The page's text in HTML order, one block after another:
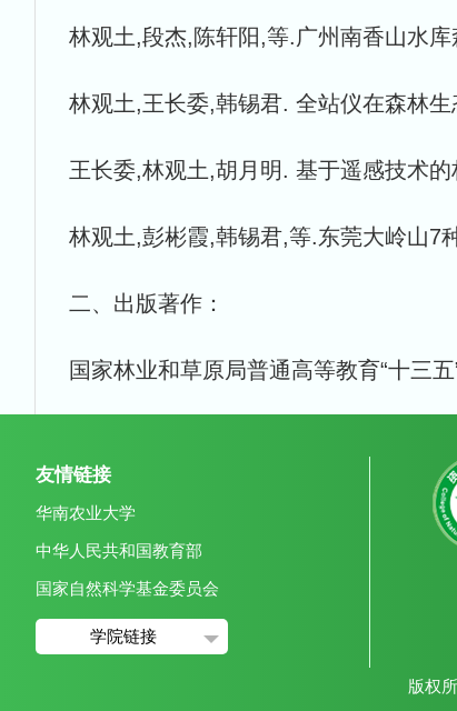
林观土,段杰,陈轩阳,等.广州南香山水
林观土,王长委,韩锡君. 全站仪在森林
王长委,林观土,胡月明. 基于遥感技术
林观土,彭彬霞,韩锡君,等.东莞大岭山7
二、出版著作：
国家林业和草原局普通高等教育“十三
友情链接
华南农业大学
中华人民共和国教育部
国家自然科学基金委员会
学院链接
版权